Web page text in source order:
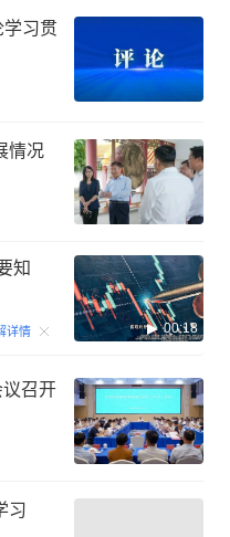
习贯
情况
知
详情 00:18
召开
习